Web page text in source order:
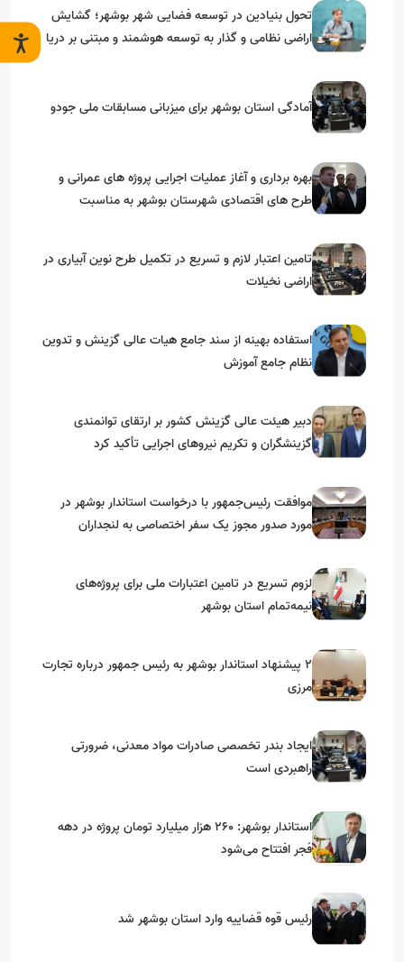
تحول بنیادین در توسعه فضایی شهر بوشهر؛ گشایش
اراضی نظامی و گذار به توسعه هوشمند و مبتنی بر دریا
آمادگی استان بوشهر برای میزبانی مسابقات ملی جودو
بهره برداری و آغاز عملیات اجرایی پروژه های عمرانی و
طرح های اقتصادی شهرستان بوشهر به مناسبت
تامین اعتبار لازم و تسریع در تکمیل طرح نوین آبیاری در
اراضی نخیلات
استفاده بهینه از سند جامع هیات عالی گزینش و‌ تدوین
نظام جامع آموزش
دبیر هیئت عالی گزینش کشور بر ارتقای توانمندی
گزینشگران و تکریم نیروهای اجرایی تأکید کرد
موافقت رئیس‌جمهور با درخواست استاندار بوشهر در
مورد صدور مجوز یک سفر اختصاصی به لنجداران
لزوم تسریع در تامین اعتبارات ملی برای پروژه‌های
نیمه‌تمام استان بوشهر
۲ پیشنهاد استاندار بوشهر به رئیس جمهور درباره تجارت
مرزی
ایجاد بندر تخصصی صادرات مواد معدنی، ضرورتی
راهبردی است
استاندار بوشهر: ۲۶۰ هزار میلیارد تومان پروژه در دهه
فجر افتتاح می‌شود
رئیس قوه قضاییه وارد استان بوشهر شد